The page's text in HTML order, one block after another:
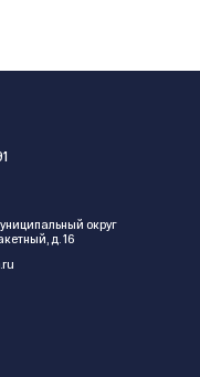
округ
д. 16